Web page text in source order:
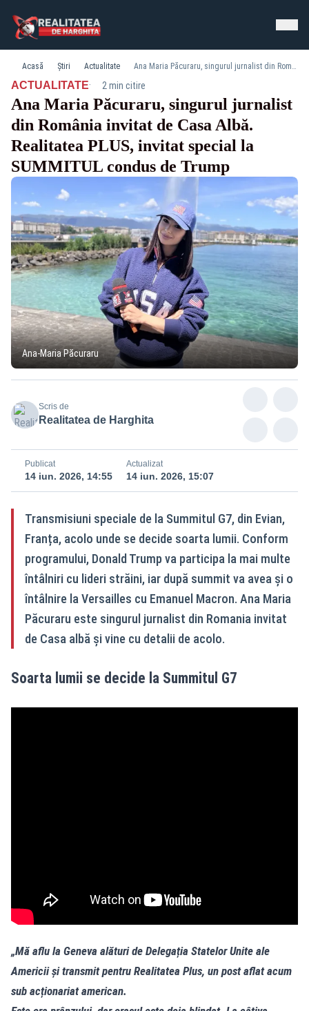
Acasă Știri Actualitate Ana Maria Păcuraru, singurul jurnalist din România invitat de Casa Albă. Realitatea PLUS, invitat special la SUMMITUL condus de Trump
ACTUALITATE· 2 min citire
Ana Maria Păcuraru, singurul jurnalist
din România invitat de Casa Albă.
Realitatea PLUS, invitat special la
SUMMITUL condus de Trump
Ana-Maria Păcuraru
Scris de
Realitatea de Harghita
Publicat
14 iun. 2026, 14:55
Actualizat
14 iun. 2026, 15:07
Transmisiuni speciale de la Summitul G7, din Evian,
Franța, acolo unde se decide soarta lumii. Conform
programului, Donald Trump va participa la mai multe
întâlniri cu lideri străini, iar după summit va avea și o
întâlnire la Versailles cu Emanuel Macron. Ana Maria
Păcuraru este singurul jurnalist din Romania invitat
de Casa albă și vine cu detalii de acolo.
Soarta lumii se decide la Summitul G7
„Mă aflu la Geneva alături de Delegația Statelor Unite ale
Americii și transmit pentru Realitatea Plus, un post aflat acum
sub acționariat american.